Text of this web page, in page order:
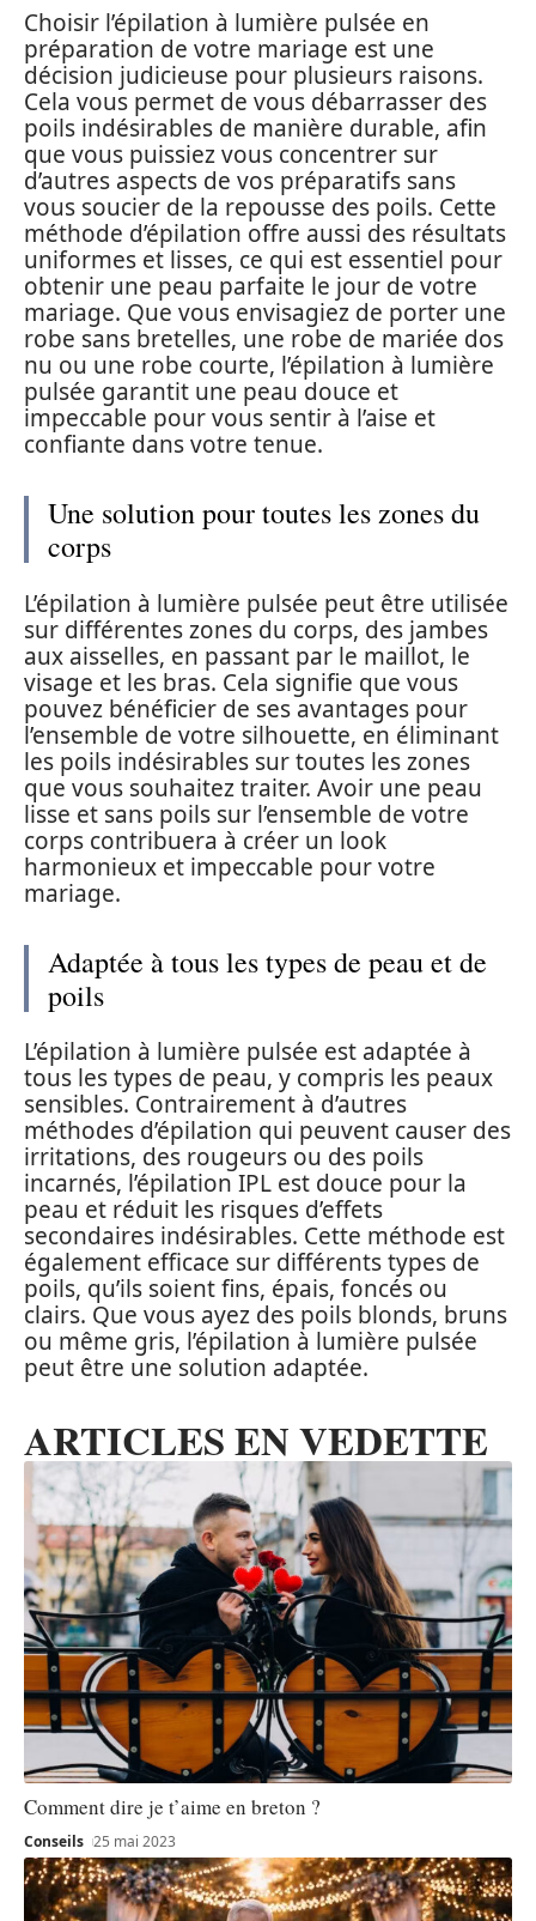
Choisir l’épilation à lumière pulsée en
préparation de votre mariage est une
décision judicieuse pour plusieurs raisons.
Cela vous permet de vous débarrasser des
poils indésirables de manière durable, afin
que vous puissiez vous concentrer sur
d’autres aspects de vos préparatifs sans
vous soucier de la repousse des poils. Cette
méthode d’épilation offre aussi des résultats
uniformes et lisses, ce qui est essentiel pour
obtenir une peau parfaite le jour de votre
mariage. Que vous envisagiez de porter une
robe sans bretelles, une robe de mariée dos
nu ou une robe courte, l’épilation à lumière
pulsée garantit une peau douce et
impeccable pour vous sentir à l’aise et
confiante dans votre tenue.
Une solution pour toutes les zones du
corps
L’épilation à lumière pulsée peut être utilisée
sur différentes zones du corps, des jambes
aux aisselles, en passant par le maillot, le
visage et les bras. Cela signifie que vous
pouvez bénéficier de ses avantages pour
l’ensemble de votre silhouette, en éliminant
les poils indésirables sur toutes les zones
que vous souhaitez traiter. Avoir une peau
lisse et sans poils sur l’ensemble de votre
corps contribuera à créer un look
harmonieux et impeccable pour votre
mariage.
Adaptée à tous les types de peau et de
poils
L’épilation à lumière pulsée est adaptée à
tous les types de peau, y compris les peaux
sensibles. Contrairement à d’autres
méthodes d’épilation qui peuvent causer des
irritations, des rougeurs ou des poils
incarnés, l’épilation IPL est douce pour la
peau et réduit les risques d’effets
secondaires indésirables. Cette méthode est
également efficace sur différents types de
poils, qu’ils soient fins, épais, foncés ou
clairs. Que vous ayez des poils blonds, bruns
ou même gris, l’épilation à lumière pulsée
peut être une solution adaptée.
ARTICLES EN VEDETTE
Comment dire je t’aime en breton ?
Conseils 25 mai 2023